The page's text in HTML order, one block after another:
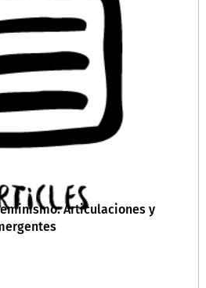
Articulaciones y